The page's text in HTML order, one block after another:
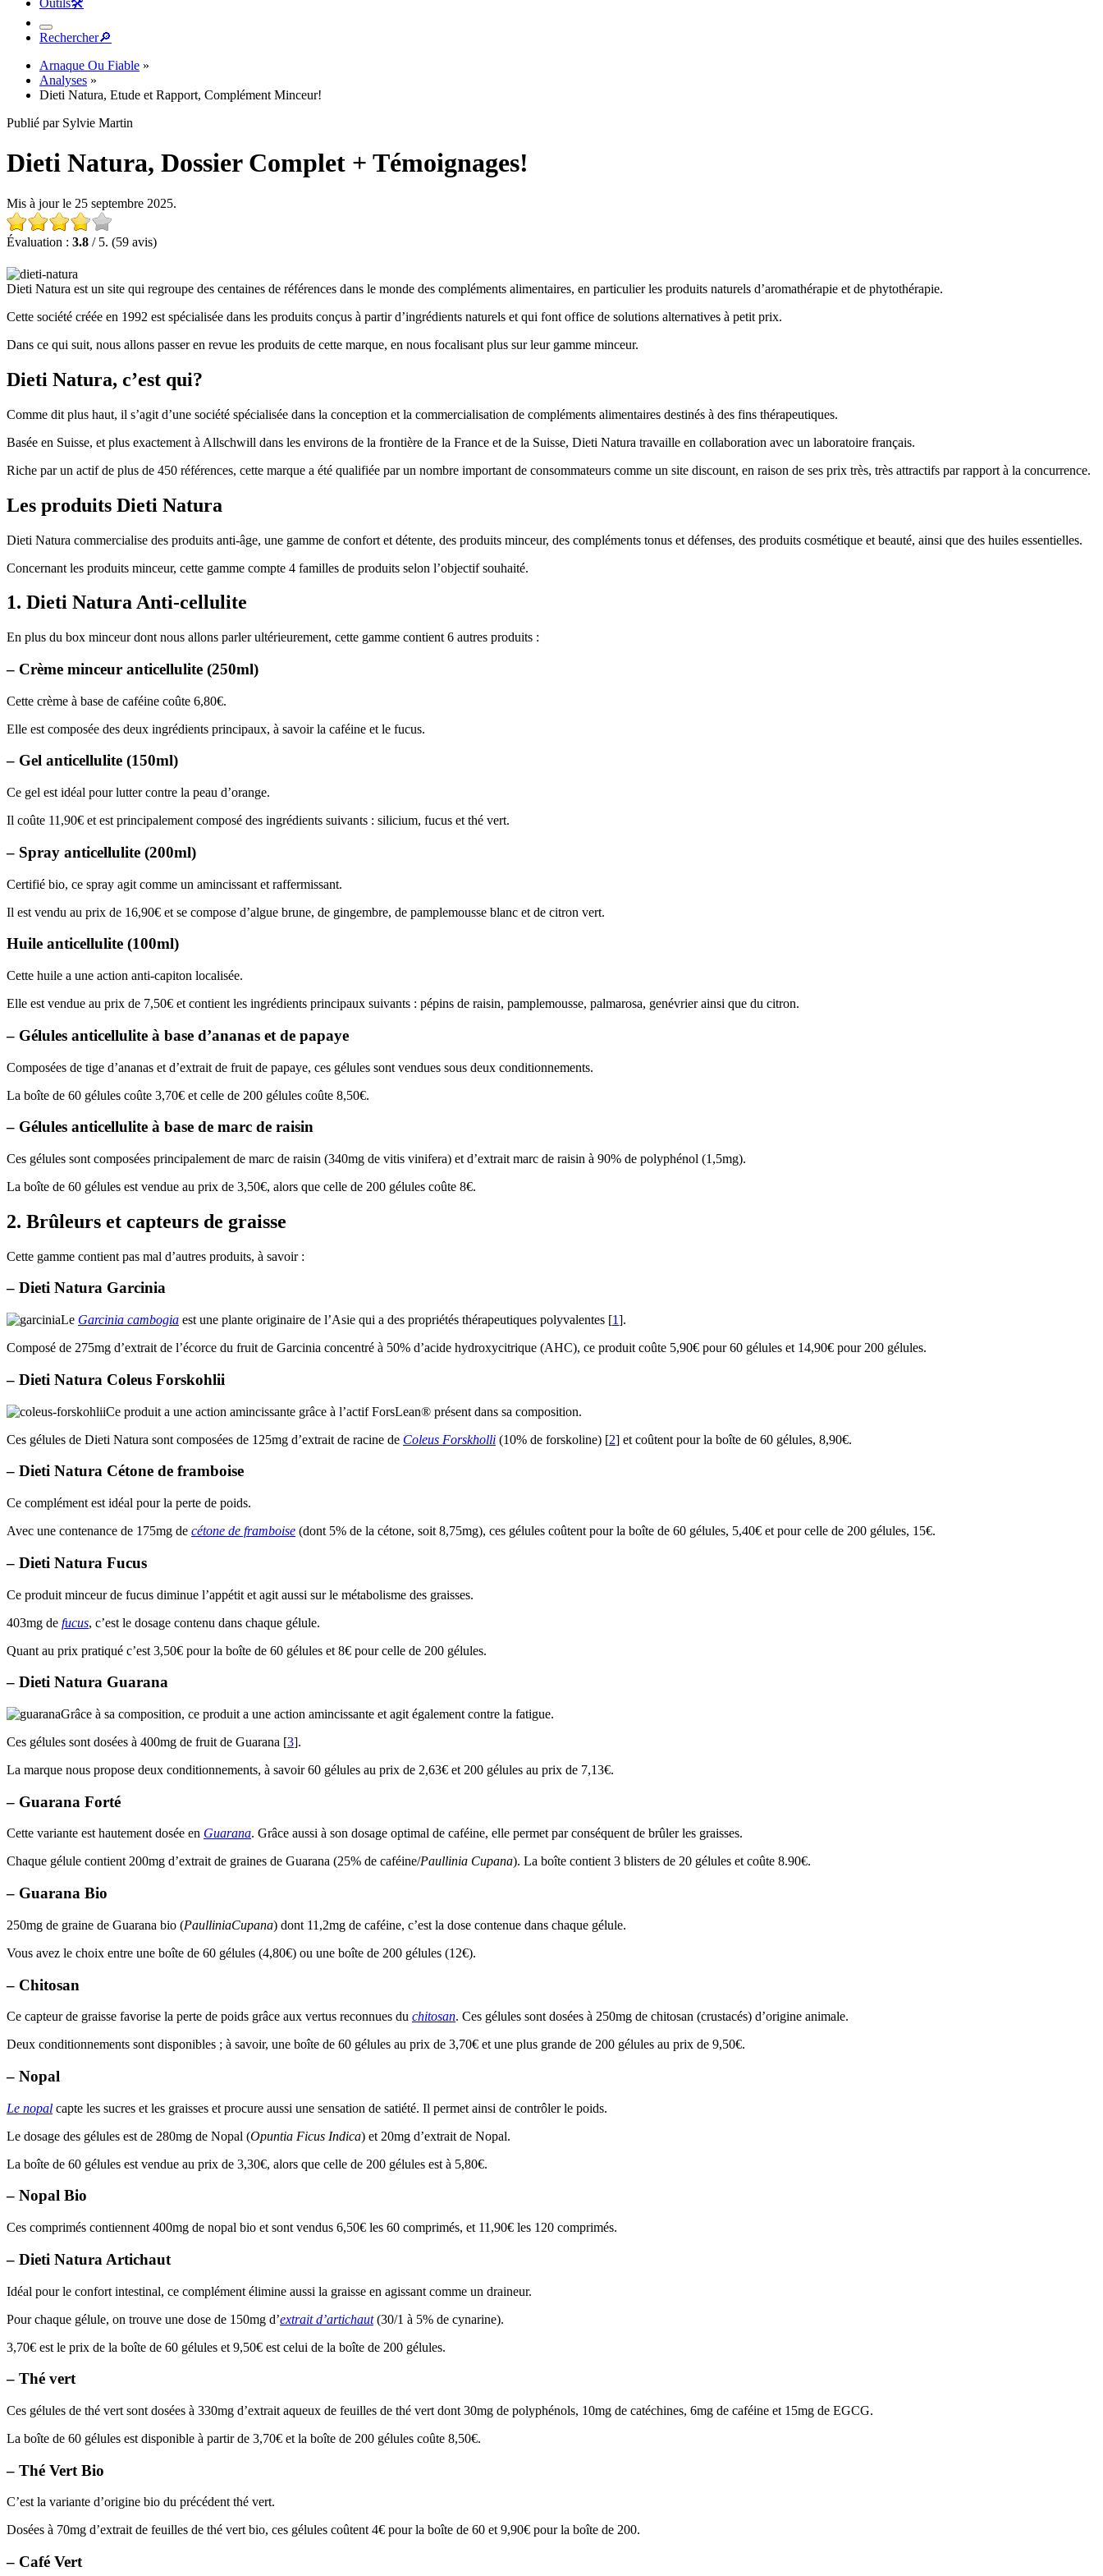
Outils🛠︎
Rechercher🔎︎
Arnaque Ou Fiable »
Analyses »
Dieti Natura, Etude et Rapport, Complément Minceur!
Publié par Sylvie Martin
Dieti Natura, Dossier Complet + Témoignages!
Mis à jour le 25 septembre 2025.
Évaluation : 3.8 / 5. (59 avis)
Dieti Natura est un site qui regroupe des centaines de références dans le monde des compléments alimentaires, en particulier les produits naturels d’aromathérapie et de phytothérapie.
Cette société créée en 1992 est spécialisée dans les produits conçus à partir d’ingrédients naturels et qui font office de solutions alternatives à petit prix.
Dans ce qui suit, nous allons passer en revue les produits de cette marque, en nous focalisant plus sur leur gamme minceur.
Dieti Natura, c’est qui?
Comme dit plus haut, il s’agit d’une société spécialisée dans la conception et la commercialisation de compléments alimentaires destinés à des fins thérapeutiques.
Basée en Suisse, et plus exactement à Allschwill dans les environs de la frontière de la France et de la Suisse, Dieti Natura travaille en collaboration avec un laboratoire français.
Riche par un actif de plus de 450 références, cette marque a été qualifiée par un nombre important de consommateurs comme un site discount, en raison de ses prix très, très attractifs par rapport à la concurrence.
Les produits Dieti Natura
Dieti Natura commercialise des produits anti-âge, une gamme de confort et détente, des produits minceur, des compléments tonus et défenses, des produits cosmétique et beauté, ainsi que des huiles essentielles.
Concernant les produits minceur, cette gamme compte 4 familles de produits selon l’objectif souhaité.
1. Dieti Natura Anti-cellulite
En plus du box minceur dont nous allons parler ultérieurement, cette gamme contient 6 autres produits :
– Crème minceur anticellulite (250ml)
Cette crème à base de caféine coûte 6,80€.
Elle est composée des deux ingrédients principaux, à savoir la caféine et le fucus.
– Gel anticellulite (150ml)
Ce gel est idéal pour lutter contre la peau d’orange.
Il coûte 11,90€ et est principalement composé des ingrédients suivants : silicium, fucus et thé vert.
– Spray anticellulite (200ml)
Certifié bio, ce spray agit comme un amincissant et raffermissant.
Il est vendu au prix de 16,90€ et se compose d’algue brune, de gingembre, de pamplemousse blanc et de citron vert.
Huile anticellulite (100ml)
Cette huile a une action anti-capiton localisée.
Elle est vendue au prix de 7,50€ et contient les ingrédients principaux suivants : pépins de raisin, pamplemousse, palmarosa, genévrier ainsi que du citron.
– Gélules anticellulite à base d’ananas et de papaye
Composées de tige d’ananas et d’extrait de fruit de papaye, ces gélules sont vendues sous deux conditionnements.
La boîte de 60 gélules coûte 3,70€ et celle de 200 gélules coûte 8,50€.
– Gélules anticellulite à base de marc de raisin
Ces gélules sont composées principalement de marc de raisin (340mg de vitis vinifera) et d’extrait marc de raisin à 90% de polyphénol (1,5mg).
La boîte de 60 gélules est vendue au prix de 3,50€, alors que celle de 200 gélules coûte 8€.
2. Brûleurs et capteurs de graisse
Cette gamme contient pas mal d’autres produits, à savoir :
– Dieti Natura Garcinia
Le Garcinia cambogia est une plante originaire de l’Asie qui a des propriétés thérapeutiques polyvalentes [1].
Composé de 275mg d’extrait de l’écorce du fruit de Garcinia concentré à 50% d’acide hydroxycitrique (AHC), ce produit coûte 5,90€ pour 60 gélules et 14,90€ pour 200 gélules.
– Dieti Natura Coleus Forskohlii
Ce produit a une action amincissante grâce à l’actif ForsLean® présent dans sa composition.
Ces gélules de Dieti Natura sont composées de 125mg d’extrait de racine de Coleus Forskholli (10% de forskoline) [2] et coûtent pour la boîte de 60 gélules, 8,90€.
– Dieti Natura Cétone de framboise
Ce complément est idéal pour la perte de poids.
Avec une contenance de 175mg de cétone de framboise (dont 5% de la cétone, soit 8,75mg), ces gélules coûtent pour la boîte de 60 gélules, 5,40€ et pour celle de 200 gélules, 15€.
– Dieti Natura Fucus
Ce produit minceur de fucus diminue l’appétit et agit aussi sur le métabolisme des graisses.
403mg de fucus, c’est le dosage contenu dans chaque gélule.
Quant au prix pratiqué c’est 3,50€ pour la boîte de 60 gélules et 8€ pour celle de 200 gélules.
– Dieti Natura Guarana
Grâce à sa composition, ce produit a une action amincissante et agit également contre la fatigue.
Ces gélules sont dosées à 400mg de fruit de Guarana [3].
La marque nous propose deux conditionnements, à savoir 60 gélules au prix de 2,63€ et 200 gélules au prix de 7,13€.
– Guarana Forté
Cette variante est hautement dosée en Guarana. Grâce aussi à son dosage optimal de caféine, elle permet par conséquent de brûler les graisses.
Chaque gélule contient 200mg d’extrait de graines de Guarana (25% de caféine/Paullinia Cupana). La boîte contient 3 blisters de 20 gélules et coûte 8.90€.
– Guarana Bio
250mg de graine de Guarana bio (PaulliniaCupana) dont 11,2mg de caféine, c’est la dose contenue dans chaque gélule.
Vous avez le choix entre une boîte de 60 gélules (4,80€) ou une boîte de 200 gélules (12€).
– Chitosan
Ce capteur de graisse favorise la perte de poids grâce aux vertus reconnues du chitosan. Ces gélules sont dosées à 250mg de chitosan (crustacés) d’origine animale.
Deux conditionnements sont disponibles ; à savoir, une boîte de 60 gélules au prix de 3,70€ et une plus grande de 200 gélules au prix de 9,50€.
– Nopal
Le nopal capte les sucres et les graisses et procure aussi une sensation de satiété. Il permet ainsi de contrôler le poids.
Le dosage des gélules est de 280mg de Nopal (Opuntia Ficus Indica) et 20mg d’extrait de Nopal.
La boîte de 60 gélules est vendue au prix de 3,30€, alors que celle de 200 gélules est à 5,80€.
– Nopal Bio
Ces comprimés contiennent 400mg de nopal bio et sont vendus 6,50€ les 60 comprimés, et 11,90€ les 120 comprimés.
– Dieti Natura Artichaut
Idéal pour le confort intestinal, ce complément élimine aussi la graisse en agissant comme un draineur.
Pour chaque gélule, on trouve une dose de 150mg d’extrait d’artichaut(30/1 à 5% de cynarine).
3,70€ est le prix de la boîte de 60 gélules et 9,50€ est celui de la boîte de 200 gélules.
– Thé vert
Ces gélules de thé vert sont dosées à 330mg d’extrait aqueux de feuilles de thé vert dont 30mg de polyphénols, 10mg de catéchines, 6mg de caféine et 15mg de EGCG.
La boîte de 60 gélules est disponible à partir de 3,70€ et la boîte de 200 gélules coûte 8,50€.
– Thé Vert Bio
C’est la variante d’origine bio du précédent thé vert.
Dosées à 70mg d’extrait de feuilles de thé vert bio, ces gélules coûtent 4€ pour la boîte de 60 et 9,90€ pour la boîte de 200.
– Café Vert